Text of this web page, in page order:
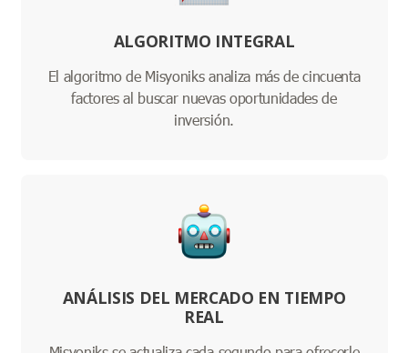
ALGORITMO INTEGRAL
El algoritmo de Misyoniks analiza más de cincuenta
factores al buscar nuevas oportunidades de
inversión.
ANÁLISIS DEL MERCADO EN TIEMPO
REAL